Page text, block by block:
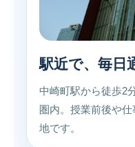
駅近で、毎日
中崎町駅から徒歩2
圏内。授業前後や
地です。